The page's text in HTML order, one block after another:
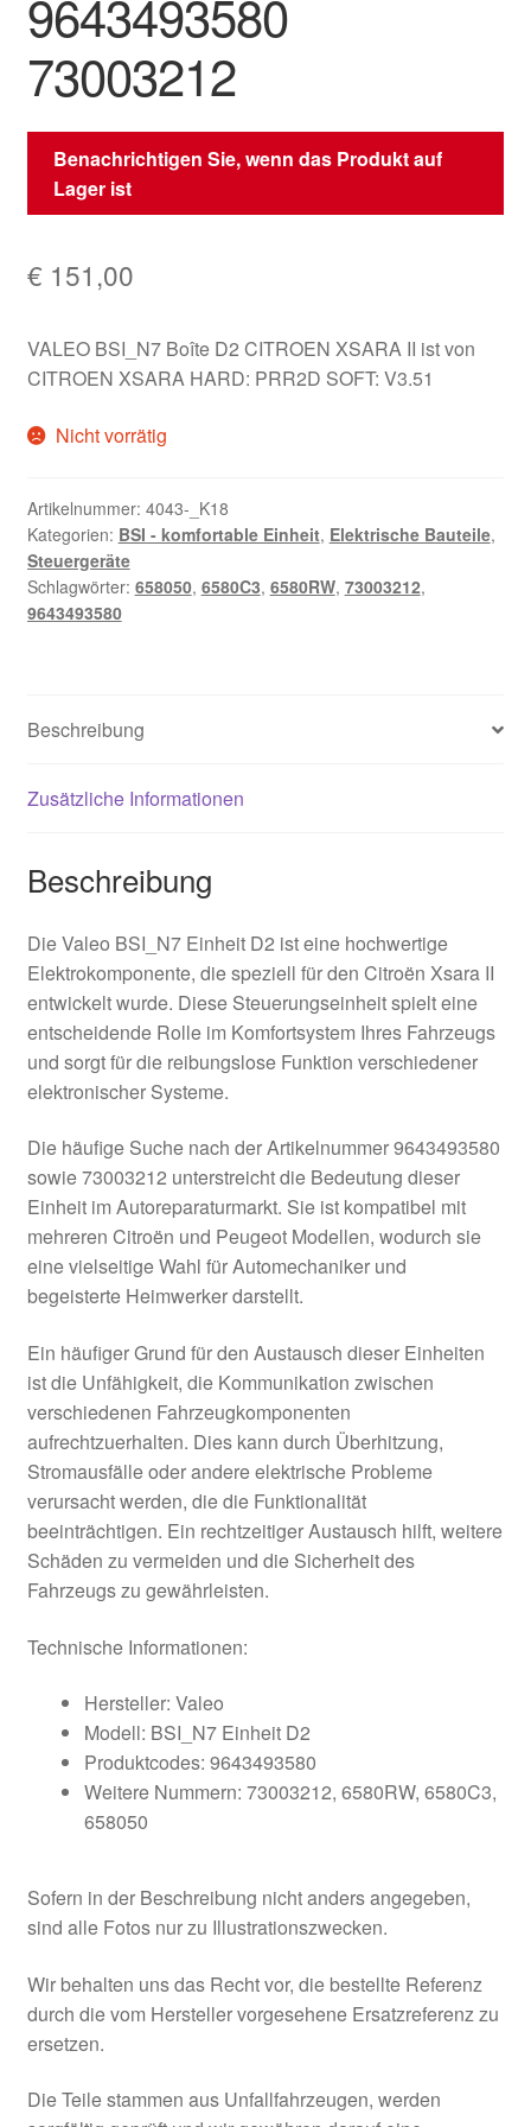
9643493580
73003212
Benachrichtigen Sie, wenn das Produkt auf
Lager ist
€ 151,00
VALEO BSI_N7 Boîte D2 CITROEN XSARA II ist von
CITROEN XSARA HARD: PRR2D SOFT: V3.51
Nicht vorrätig
Artikelnummer: 4043-_K18
Kategorien: BSI - komfortable Einheit, Elektrische Bauteile,
Steuergeräte
Schlagwörter: 658050, 6580C3, 6580RW, 73003212,
9643493580
Beschreibung
Zusätzliche Informationen
Beschreibung
Die Valeo BSI_N7 Einheit D2 ist eine hochwertige
Elektrokomponente, die speziell für den Citroën Xsara II
entwickelt wurde. Diese Steuerungseinheit spielt eine
entscheidende Rolle im Komfortsystem Ihres Fahrzeugs
und sorgt für die reibungslose Funktion verschiedener
elektronischer Systeme.
Die häufige Suche nach der Artikelnummer 9643493580
sowie 73003212 unterstreicht die Bedeutung dieser
Einheit im Autoreparaturmarkt. Sie ist kompatibel mit
mehreren Citroën und Peugeot Modellen, wodurch sie
eine vielseitige Wahl für Automechaniker und
begeisterte Heimwerker darstellt.
Ein häufiger Grund für den Austausch dieser Einheiten
ist die Unfähigkeit, die Kommunikation zwischen
verschiedenen Fahrzeugkomponenten
aufrechtzuerhalten. Dies kann durch Überhitzung,
Stromausfälle oder andere elektrische Probleme
verursacht werden, die die Funktionalität
beeinträchtigen. Ein rechtzeitiger Austausch hilft, weitere
Schäden zu vermeiden und die Sicherheit des
Fahrzeugs zu gewährleisten.
Technische Informationen:
Hersteller: Valeo
Modell: BSI_N7 Einheit D2
Produktcodes: 9643493580
Weitere Nummern: 73003212, 6580RW, 6580C3,
658050
Sofern in der Beschreibung nicht anders angegeben,
sind alle Fotos nur zu Illustrationszwecken.
Wir behalten uns das Recht vor, die bestellte Referenz
durch die vom Hersteller vorgesehene Ersatzreferenz zu
ersetzen.
Die Teile stammen aus Unfallfahrzeugen, werden